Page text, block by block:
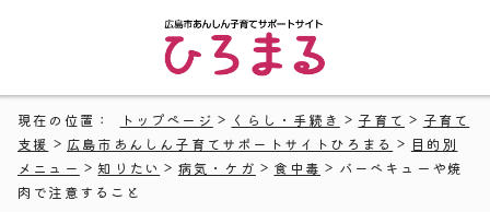
現在の位置： トップページ > くらし・手続き > 子育て > 子育て
支援 > 広島市あんしん子育てサポートサイトひろまる > 目的別
メニュー >知りたい > 病気・ケガ > 食中毒 > バーベキューや焼
肉で注意すること